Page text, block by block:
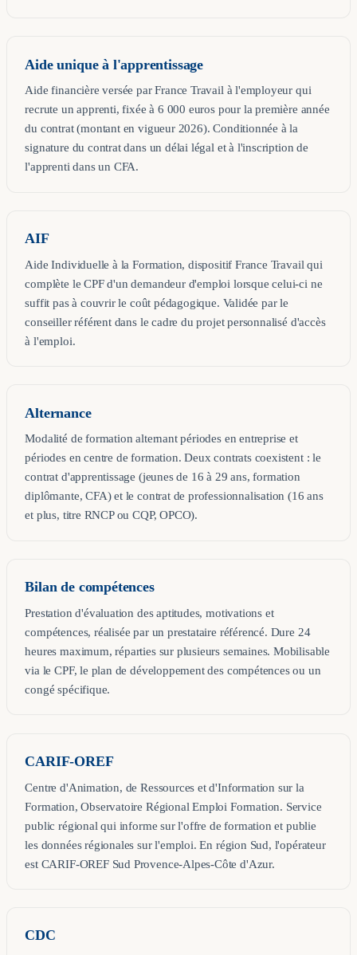
Aide unique à l'apprentissage
Aide financière versée par France Travail à l'employeur qui
recrute un apprenti, fixée à 6 000 euros pour la première année
du contrat (montant en vigueur 2026). Conditionnée à la
signature du contrat dans un délai légal et à l'inscription de
l'apprenti dans un CFA.
AIF
Aide Individuelle à la Formation, dispositif France Travail qui
complète le CPF d'un demandeur d'emploi lorsque celui-ci ne
suffit pas à couvrir le coût pédagogique. Validée par le
conseiller référent dans le cadre du projet personnalisé d'accès
à l'emploi.
Alternance
Modalité de formation alternant périodes en entreprise et
périodes en centre de formation. Deux contrats coexistent : le
contrat d'apprentissage (jeunes de 16 à 29 ans, formation
diplômante, CFA) et le contrat de professionnalisation (16 ans
et plus, titre RNCP ou CQP, OPCO).
Bilan de compétences
Prestation d'évaluation des aptitudes, motivations et
compétences, réalisée par un prestataire référencé. Dure 24
heures maximum, réparties sur plusieurs semaines. Mobilisable
via le CPF, le plan de développement des compétences ou un
congé spécifique.
CARIF-OREF
Centre d'Animation, de Ressources et d'Information sur la
Formation, Observatoire Régional Emploi Formation. Service
public régional qui informe sur l'offre de formation et publie
les données régionales sur l'emploi. En région Sud, l'opérateur
est CARIF-OREF Sud Provence-Alpes-Côte d'Azur.
CDC